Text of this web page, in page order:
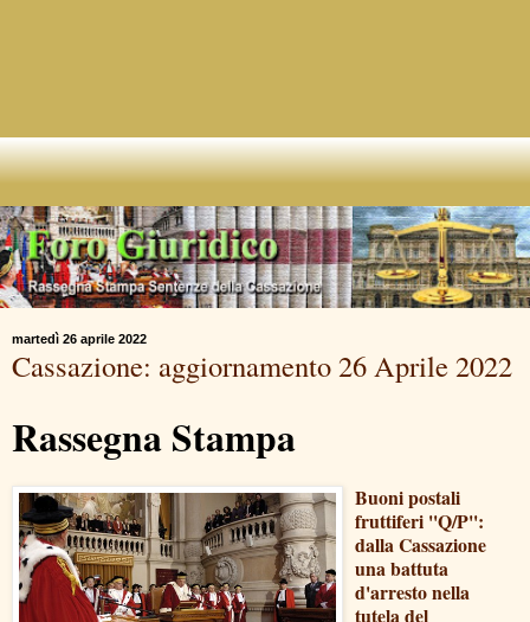
martedì 26 aprile 2022
Cassazione: aggiornamento 26 Aprile 2022
Rassegna Stampa
Buoni postali
fruttiferi ''Q/P'':
dalla Cassazione
una battuta
d'arresto nella
tutela del